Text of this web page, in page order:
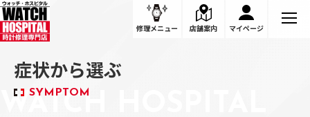
修理メニュー 店舗案内 マイページ
症状から選ぶ
症状から選ぶ
SYMPTOM